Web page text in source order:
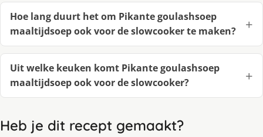
Hoe lang duurt het om Pikante goulashsoep
maaltijdsoep ook voor de slowcooker te maken?
Uit welke keuken komt Pikante goulashsoep
maaltijdsoep ook voor de slowcooker?
Heb je dit recept gemaakt?